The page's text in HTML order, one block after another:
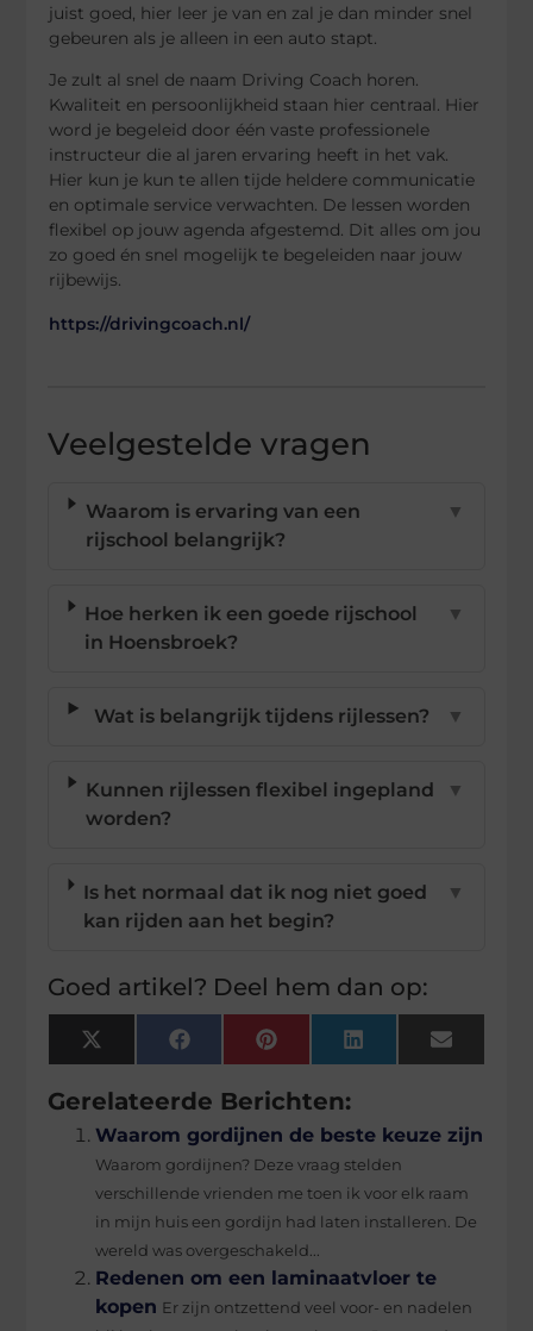
juist goed, hier leer je van en zal je dan minder snel
gebeuren als je alleen in een auto stapt.
Je zult al snel de naam Driving Coach horen.
Kwaliteit en persoonlijkheid staan hier centraal. Hier
word je begeleid door één vaste professionele
instructeur die al jaren ervaring heeft in het vak.
Hier kun je kun te allen tijde heldere communicatie
en optimale service verwachten. De lessen worden
flexibel op jouw agenda afgestemd. Dit alles om jou
zo goed én snel mogelijk te begeleiden naar jouw
rijbewijs.
https://drivingcoach.nl/
Veelgestelde vragen
Waarom is ervaring van een
rijschool belangrijk?
▼
Hoe herken ik een goede rijschool
in Hoensbroek?
▼
Wat is belangrijk tijdens rijlessen? ▼
Kunnen rijlessen flexibel ingepland
worden?
▼
Is het normaal dat ik nog niet goed
kan rijden aan het begin?
▼
Goed artikel? Deel hem dan op:
X
(Twitter)
FacebookPinterestLinkedInEmail
Gerelateerde Berichten:
Waarom gordijnen de beste keuze zijn
Waarom gordijnen? Deze vraag stelden
verschillende vrienden me toen ik voor elk raam
in mijn huis een gordijn had laten installeren. De
wereld was overgeschakeld...
Redenen om een laminaatvloer te
kopen Er zijn ontzettend veel voor- en nadelen